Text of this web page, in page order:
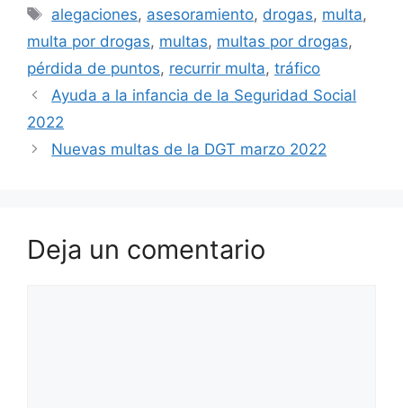
Etiquetas
alegaciones, asesoramiento, drogas, multa,
multa por drogas, multas, multas por drogas,
pérdida de puntos, recurrir multa, tráfico
Ayuda a la infancia de la Seguridad Social
2022
Nuevas multas de la DGT marzo 2022
Deja un comentario